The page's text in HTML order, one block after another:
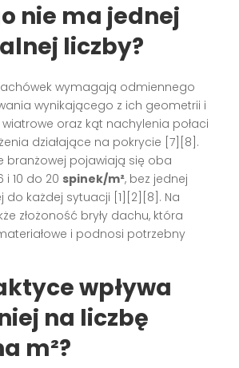
nie ma jednej
liczby?
wymagają odmiennego
wynikającego z ich geometrii i
wiatrowe oraz kąt nachylenia połaci
działające na pokrycie [7][8].
branżowej pojawiają się oba
i 10 do 20 spinek/m², bez jednej
do każdej sytuacji [1][2][8]. Na
złożoność bryły dachu, która
i podnosi potrzebny
wpływa
na liczbę
m²?